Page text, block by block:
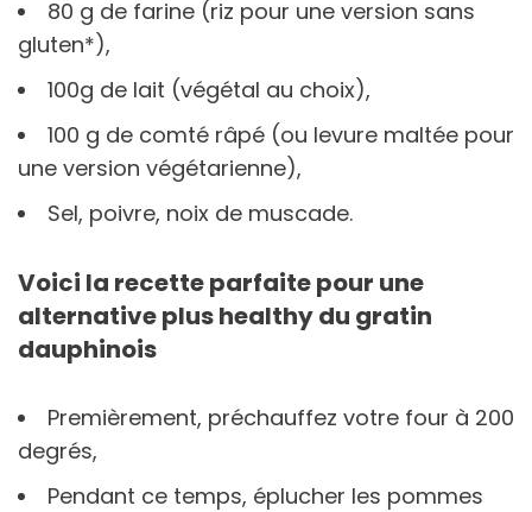
80 g de farine (riz pour une version sans
gluten*),
100g de lait (végétal au choix),
100 g de comté râpé (ou levure maltée pour
une version végétarienne),
Sel, poivre, noix de muscade.
Voici la recette parfaite pour une
alternative plus healthy du gratin
dauphinois
Premièrement, préchauffez votre four à 200
degrés,
Pendant ce temps, éplucher les pommes